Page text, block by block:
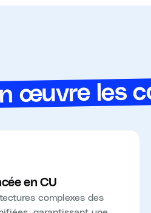
œuvre les
en CU
complexes des